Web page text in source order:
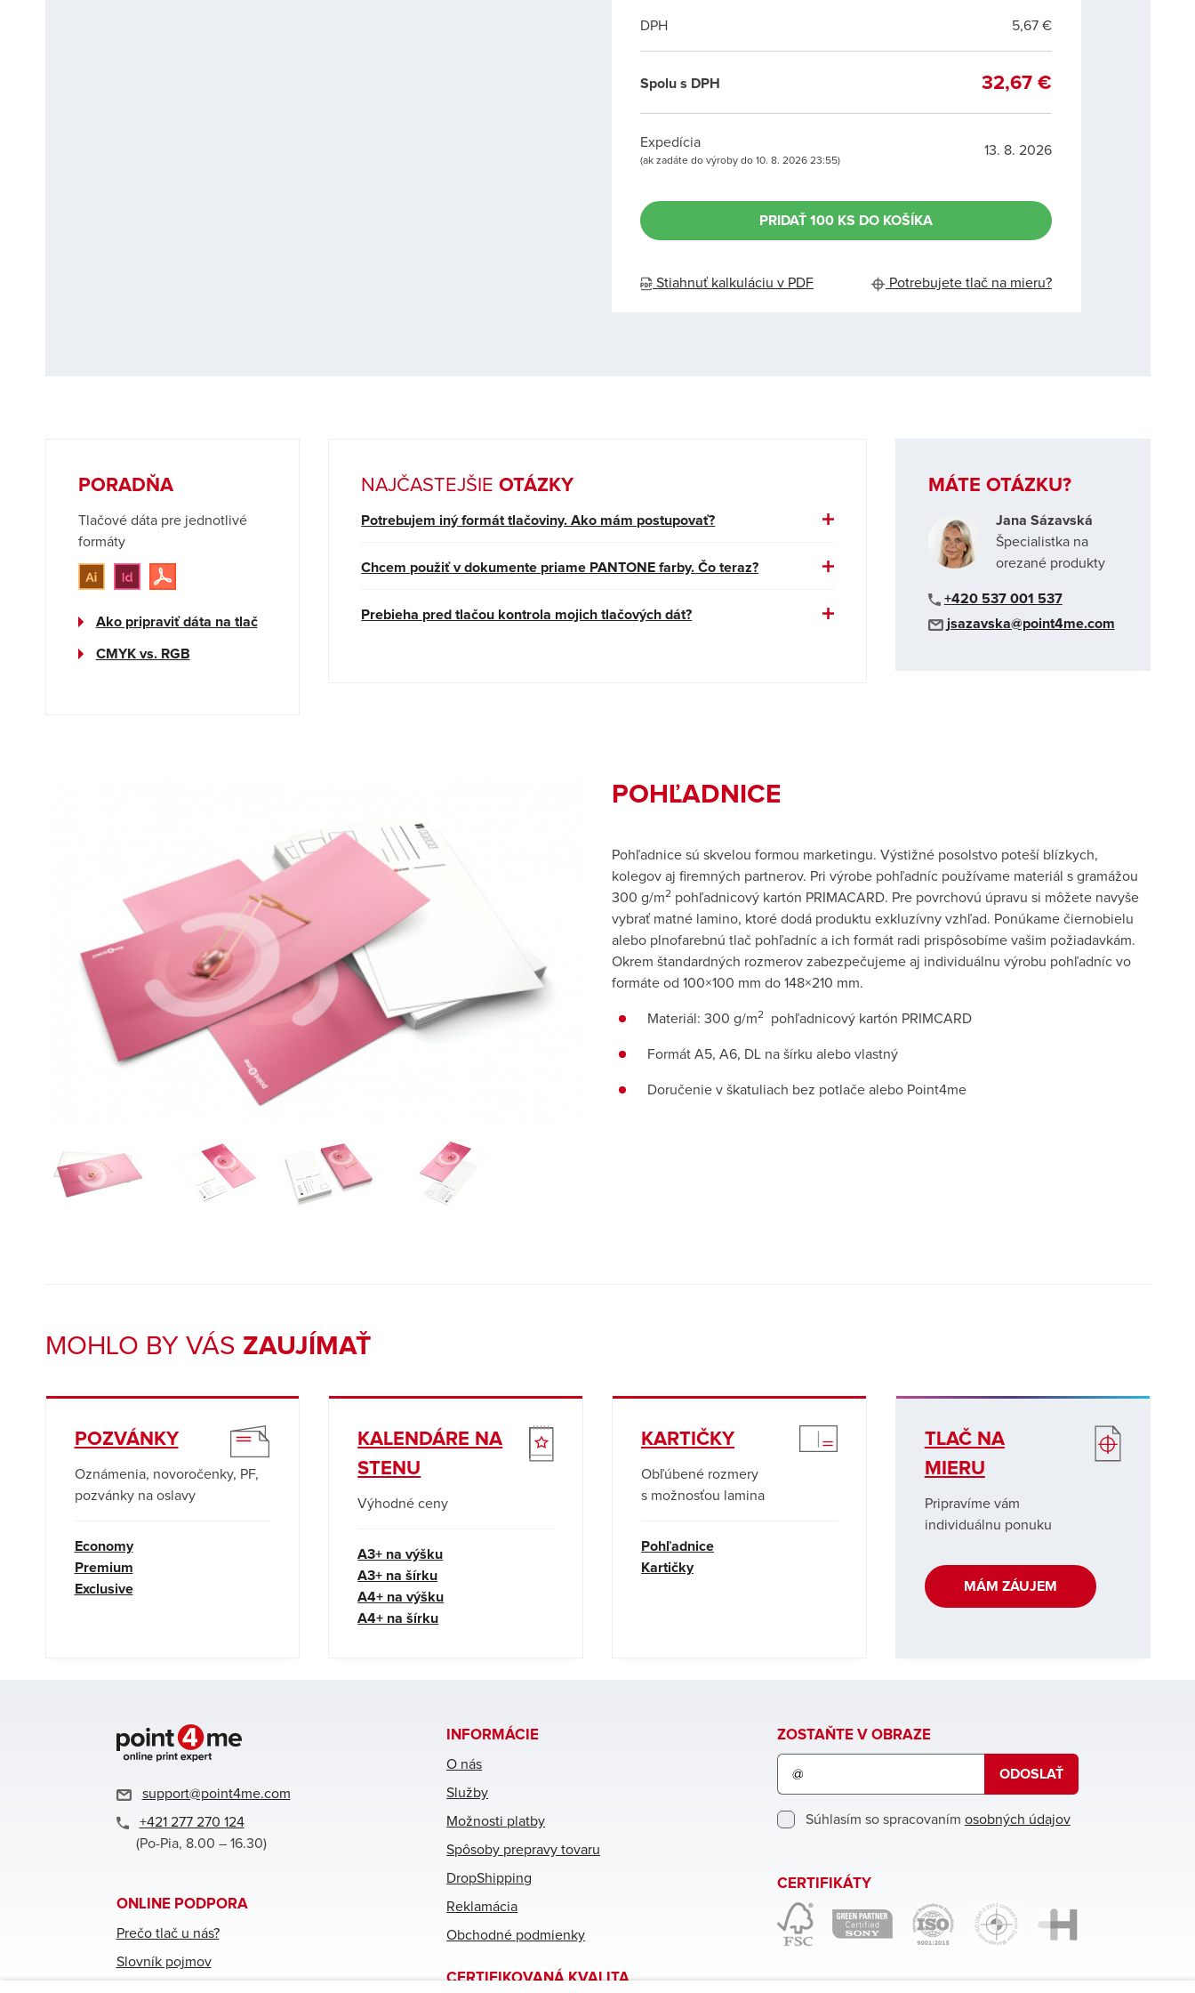
DPH 5,67 €
Spolu s DPH 32,67 €
Expedícia
(ak zadáte do výroby do 10. 8. 2026 23:55)
13. 8. 2026
PRIDAŤ 100 KS DO KOŠÍKA
Stiahnuť kalkuláciu v PDF Potrebujete tlač na mieru?
PORADŇA
Tlačové dáta pre jednotlivé
formáty
Ako pripraviť dáta na tlač
CMYK vs. RGB
NAJČASTEJŠIE OTÁZKY
Potrebujem iný formát tlačoviny. Ako mám postupovať?
Chcem použiť v dokumente priame PANTONE farby. Čo teraz?
Prebieha pred tlačou kontrola mojich tlačových dát?
MÁTE OTÁZKU?
Jana Sázavská
Špecialistka na
orezané produkty
+420 537 001 537
jsazavska@point4me.com
POHĽADNICE
Pohľadnice sú skvelou formou marketingu. Výstižné posolstvo poteší blízkych,
kolegov aj firemných partnerov. Pri výrobe pohľadníc používame materiál s gramážou
300 g/m2 pohľadnicový kartón PRIMACARD. Pre povrchovú úpravu si môžete navyše
vybrať matné lamino, ktoré dodá produktu exkluzívny vzhľad. Ponúkame čiernobielu
alebo plnofarebnú tlač pohľadníc a ich formát radi prispôsobíme vašim požiadavkám.
Okrem štandardných rozmerov zabezpečujeme aj individuálnu výrobu pohľadníc vo
formáte od 100×100 mm do 148×210 mm.
Materiál: 300 g/m2 pohľadnicový kartón PRIMCARD
Formát A5, A6, DL na šírku alebo vlastný
Doručenie v škatuliach bez potlače alebo Point4me
MOHLO BY VÁS ZAUJÍMAŤ
POZVÁNKY
Oznámenia, novoročenky, PF,
pozvánky na oslavy
Economy
Premium
Exclusive
KALENDÁRE NA
STENU
Výhodné ceny
A3+ na výšku
A3+ na šírku
A4+ na výšku
A4+ na šírku
KARTIČKY
Obľúbené rozmery
s možnosťou lamina
Pohľadnice
Kartičky
TLAČ NA
MIERU
Pripravíme vám
individuálnu ponuku
MÁM ZÁUJEM
support@point4me.com
+421 277 270 124
(Po-Pia, 8.00 – 16.30)
ONLINE PODPORA
Prečo tlač u nás?
Slovník pojmov
INFORMÁCIE
O nás
Služby
Možnosti platby
Spôsoby prepravy tovaru
DropShipping
Reklamácia
Obchodné podmienky
CERTIFIKOVANÁ KVALITA
ZOSTAŇTE V OBRAZE
Prihláste
na
ODOSLAŤ
Súhlasím so spracovaním osobných údajov
CERTIFIKÁTY